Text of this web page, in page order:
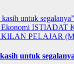
ISTIADAT
PELAJAR
untuk